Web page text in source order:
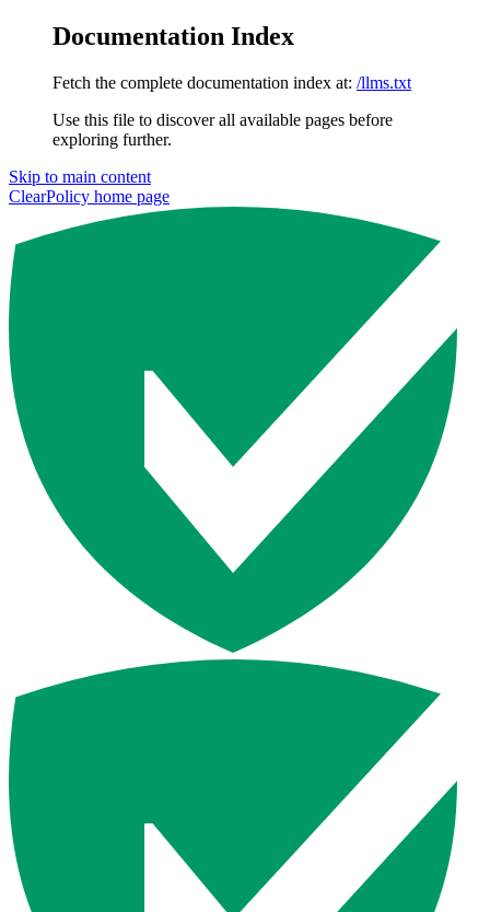
Documentation Index
Fetch the complete documentation index at: /llms.txt
Use this file to discover all available pages before
exploring further.
Skip to main content
ClearPolicy home page